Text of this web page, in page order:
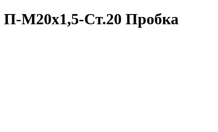
П-М20х1,5-Ст.20 Пробка